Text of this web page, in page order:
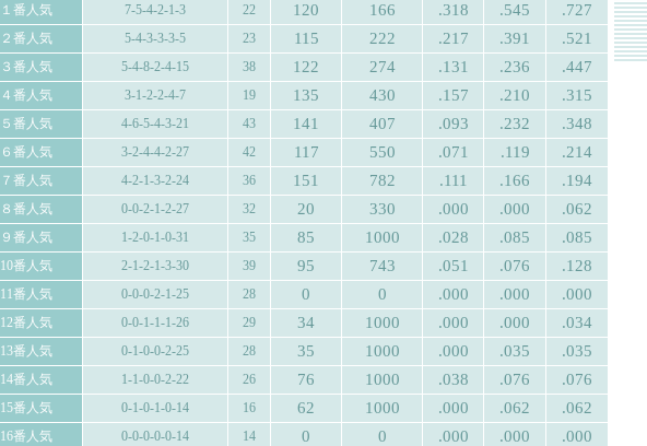
１番人気 7-5-4-2-1-3 22 120 166 .318 .545 .727
２番人気 5-4-3-3-3-5 23 115 222 .217 .391 .521
３番人気 5-4-8-2-4-15 38 122 274 .131 .236 .447
４番人気 3-1-2-2-4-7 19 135 430 .157 .210 .315
５番人気 4-6-5-4-3-21 43 141 407 .093 .232 .348
６番人気 3-2-4-4-2-27 42 117 550 .071 .119 .214
７番人気 4-2-1-3-2-24 36 151 782 .111 .166 .194
８番人気 0-0-2-1-2-27 32 20 330 .000 .000 .062
９番人気 1-2-0-1-0-31 35 85 1000 .028 .085 .085
10番人気 2-1-2-1-3-30 39 95 743 .051 .076 .128
11番人気 0-0-0-2-1-25 28 0 0 .000 .000 .000
12番人気 0-0-1-1-1-26 29 34 1000 .000 .000 .034
13番人気 0-1-0-0-2-25 28 35 1000 .000 .035 .035
14番人気 1-1-0-0-2-22 26 76 1000 .038 .076 .076
15番人気 0-1-0-1-0-14 16 62 1000 .000 .062 .062
16番人気 0-0-0-0-0-14 14 0 0 .000 .000 .000